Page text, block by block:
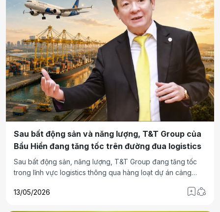
Sau bất động sản và năng lượng, T&T Group của
Bầu Hiển đang tăng tốc trên đường đua logistics
Sau bất động sản, năng lượng, T&T Group đang tăng tốc
trong lĩnh vực logistics thông qua hàng loạt dự án cảng
hàng không. Đằng sau các mảnh ghép này là tham vọng
13/05/2026